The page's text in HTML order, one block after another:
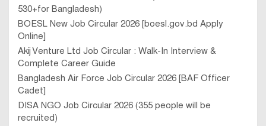
530+for Bangladesh)
BOESL New Job Circular 2026 [boesl.gov.bd Apply
Online]
Akij Venture Ltd Job Circular : Walk-In Interview &
Complete Career Guide
Bangladesh Air Force Job Circular 2026 [BAF Officer
Cadet]
DISA NGO Job Circular 2026 (355 people will be
recruited)